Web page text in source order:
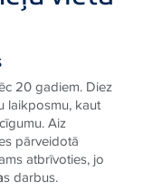
20 gadiem. Diez
laikposmu, kaut
Aiz
pārveidotā
atbrīvoties, jo
s darbus.